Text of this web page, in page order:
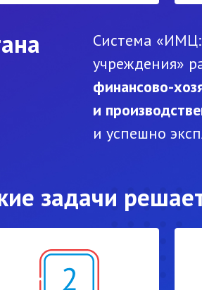
Система
учреждения»
финансово-
и
и успешно
задачи